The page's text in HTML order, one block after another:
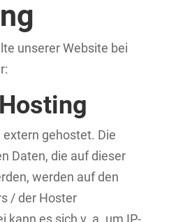
unserer Website bei
gehostet. Die
Daten, die auf dieser
werden auf den
/ der Hoster
kann es sich v. a. um IP-